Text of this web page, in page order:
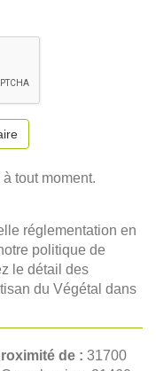
tout moment.
réglementation en
politique de
le détail des
du Végétal dans
de : 31700